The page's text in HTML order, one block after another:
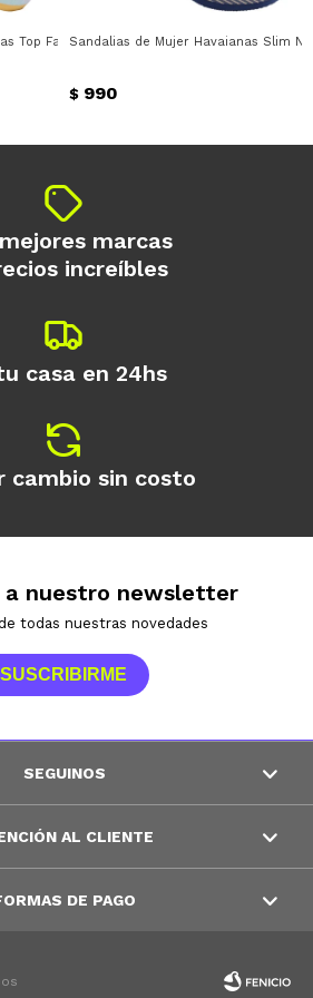
Top Fashion Havaianas - Amarillo
Sandalias de Mujer Havaianas Slim
$ 990
marcas
increíbles
casa en 24hs
cambio sin costo
a nuestro newsletter
todas nuestras novedades
SUSCRIBIRME
SEGUINOS
AL CLIENTE
DE PAGO
puede variar por comercio